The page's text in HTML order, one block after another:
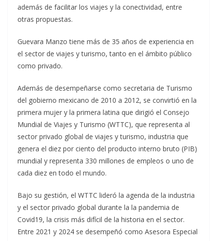
además de facilitar los viajes y la conectividad, entre
otras propuestas.
Guevara Manzo tiene más de 35 años de experiencia en
el sector de viajes y turismo, tanto en el ámbito público
como privado.
Además de desempeñarse como secretaria de Turismo
del gobierno mexicano de 2010 a 2012, se convirtió en la
primera mujer y la primera latina que dirigió el Consejo
Mundial de Viajes y Turismo (WTTC), que representa al
sector privado global de viajes y turismo, industria que
genera el diez por ciento del producto interno bruto (PIB)
mundial y representa 330 millones de empleos o uno de
cada diez en todo el mundo.
Bajo su gestión, el WTTC lideró la agenda de la industria
y el sector privado global durante la la pandemia de
Covid19, la crisis más difícil de la historia en el sector.
Entre 2021 y 2024 se desempeñó como Asesora Especial